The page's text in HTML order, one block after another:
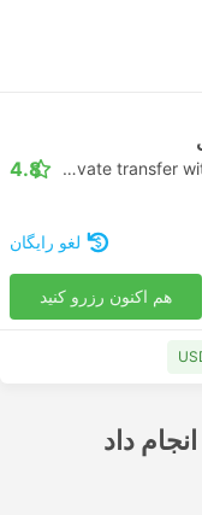
Daytrip private transfer with English speaking driver
4.8
لغو رایگان
هم اکنون رزرو کنید